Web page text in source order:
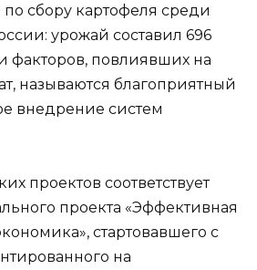
сбору картофеля среди
урожай составил 696
факторов, повлиявших на
называются благоприятный
внедрение систем
проектов соответствует
проекта «Эффективная
стартовавшего с
на